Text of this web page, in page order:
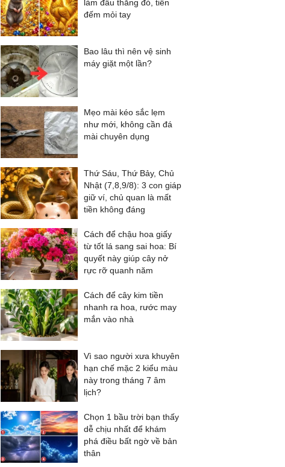
làm đâu thắng đó, tiền
đếm mỏi tay
Bao lâu thì nên vệ sinh
máy giặt một lần?
Mẹo mài kéo sắc lẹm
như mới, không cần đá
mài chuyên dụng
Thứ Sáu, Thứ Bảy, Chủ
Nhật (7,8,9/8): 3 con giáp
giữ ví, chủ quan là mất
tiền không đáng
Cách để chậu hoa giấy
từ tốt lá sang sai hoa: Bí
quyết này giúp cây nở
rực rỡ quanh năm
Cách để cây kim tiền
nhanh ra hoa, rước may
mắn vào nhà
Vì sao người xưa khuyên
hạn chế mặc 2 kiểu màu
này trong tháng 7 âm
lịch?
Chọn 1 bầu trời bạn thấy
dễ chịu nhất để khám
phá điều bất ngờ về bản
thân